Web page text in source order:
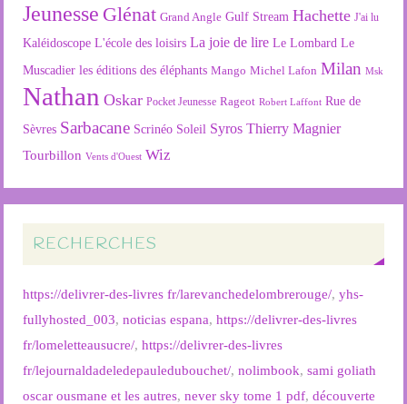
Jeunesse Glénat Grand Angle Gulf Stream Hachette J'ai lu
Kaléidoscope L'école des loisirs La joie de lire Le Lombard Le
Muscadier les éditions des éléphants Mango Michel Lafon Milan Msk
Nathan Oskar Pocket Jeunesse Rageot Robert Laffont Rue de
Sèvres Sarbacane Scrinéo Soleil Syros Thierry Magnier
Tourbillon Vents d'Ouest Wiz
RECHERCHES
https://delivrer-des-livres fr/larevanchedelombrerouge/,yhs-
fullyhosted_003,noticias espana,https://delivrer-des-livres
fr/lomeletteausucre/,https://delivrer-des-livres
fr/lejournaldadeledepauledubouchet/,nolimbook,sami goliath
oscar ousmane et les autres,never sky tome 1 pdf,découverte